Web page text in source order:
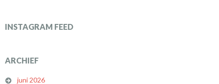
INSTAGRAM FEED
ARCHIEF
juni 2026